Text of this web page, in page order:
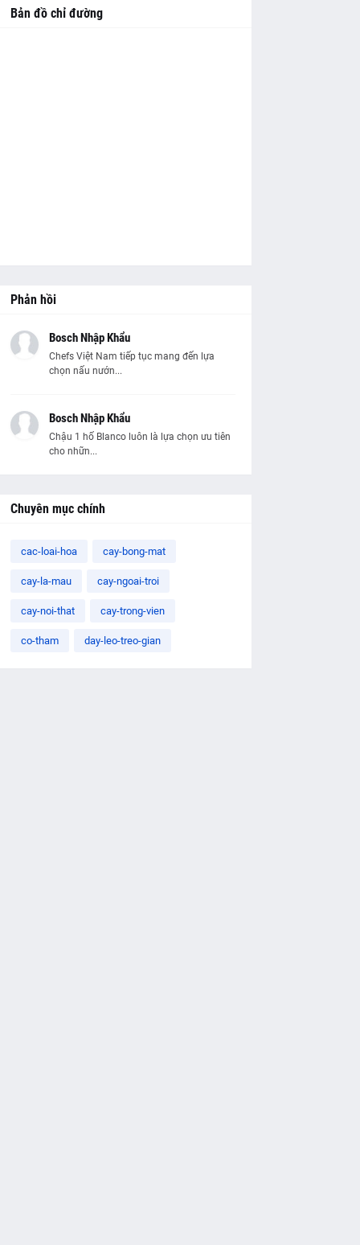
Bản đồ chỉ đường
Phản hồi
Bosch Nhập Khẩu
Chefs Việt Nam tiếp tục mang đến lựa
chọn nấu nướn...
Bosch Nhập Khẩu
Chậu 1 hố Blanco luôn là lựa chọn ưu tiên
cho nhữn...
Chuyên mục chính
cac-loai-hoa cay-bong-mat
cay-la-mau cay-ngoai-troi
cay-noi-that cay-trong-vien
co-tham day-leo-treo-gian